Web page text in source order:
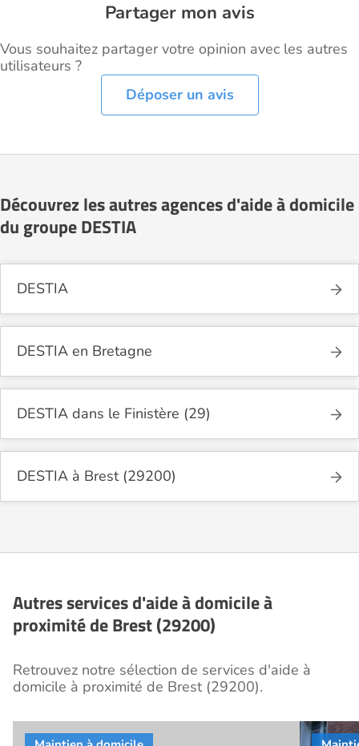
Partager mon avis
Vous souhaitez partager votre opinion avec les autres
utilisateurs ?
Déposer un avis
Découvrez les autres agences d'aide à domicile
du groupe DESTIA
DESTIA
DESTIA en Bretagne
DESTIA dans le Finistère (29)
DESTIA à Brest (29200)
Autres services d'aide à domicile à
proximité de Brest (29200)
Retrouvez notre sélection de services d'aide à
domicile à proximité de Brest (29200).